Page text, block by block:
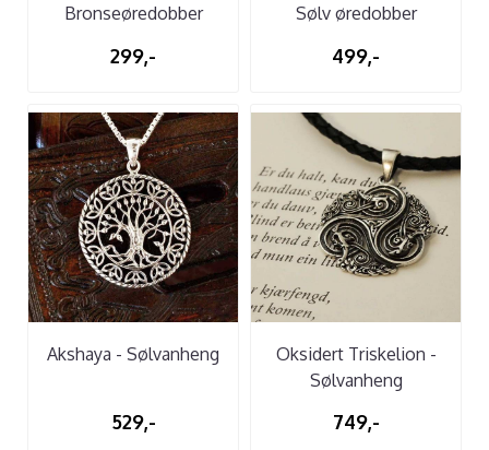
Bronseøredobber
299,-
Sølv øredobber
499,-
Akshaya - Sølvanheng
529,-
Oksidert Triskelion -
Sølvanheng
749,-